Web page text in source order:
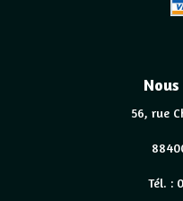
56, rue
Tél. :